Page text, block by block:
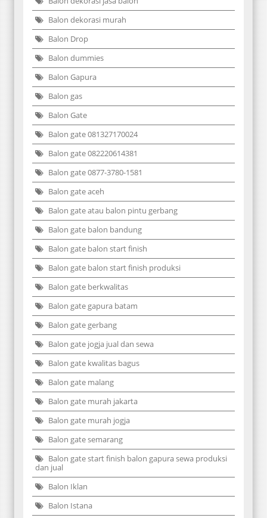
Balon dekorasi murah
Balon Drop
Balon dummies
Balon Gapura
Balon gas
Balon Gate
Balon gate 081327170024
Balon gate 082220614381
Balon gate 0877-3780-1581
Balon gate aceh
Balon gate atau balon pintu gerbang
Balon gate balon bandung
Balon gate balon start finish
Balon gate balon start finish produksi
Balon gate berkwalitas
Balon gate gapura batam
Balon gate gerbang
Balon gate jogja jual dan sewa
Balon gate kwalitas bagus
Balon gate malang
Balon gate murah jakarta
Balon gate murah jogja
Balon gate semarang
Balon gate start finish balon gapura sewa produksi
dan jual
Balon Iklan
Balon Istana